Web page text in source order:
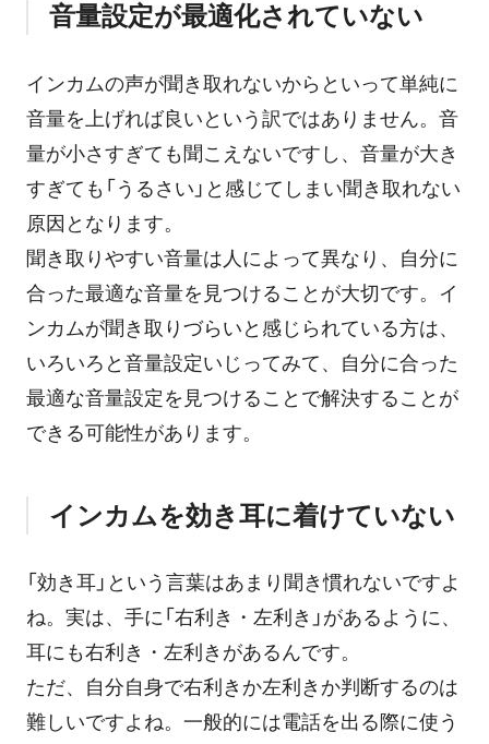
音量設定が最適化されていない
インカムの声が聞き取れないからといって単純に
音量を上げれば良いという訳ではありません。音
量が小さすぎても聞こえないですし、音量が大き
すぎても「うるさい」と感じてしまい聞き取れない
原因となります。
聞き取りやすい音量は人によって異なり、自分に
合った最適な音量を見つけることが大切です。イ
ンカムが聞き取りづらいと感じられている方は、
いろいろと音量設定いじってみて、自分に合った
最適な音量設定を見つけることで解決することが
できる可能性があります。
インカムを効き耳に着けていない
「効き耳」という言葉はあまり聞き慣れないですよ
ね。実は、手に「右利き・左利き」があるように、
耳にも右利き・左利きがあるんです。
ただ、自分自身で右利きか左利きか判断するのは
難しいですよね。一般的には電話を出る際に使う